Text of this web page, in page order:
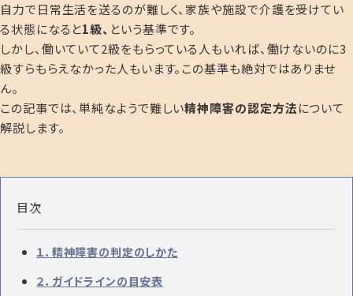
自力で日常生活を送るのが難しく、家族や施設で介護を受けてい
る状態になると1級、 という基準です。
しかし、働いていて2級をもらっている人もいれば、働けないのに3
級すらもらえなかった人もいます。この基準も絶対ではありませ
ん。
この記事では、単純なようで難しい精神障害の認定方法について
解説します。
目次
１．精神障害の判定のしかた
２．ガイドラインの目安表